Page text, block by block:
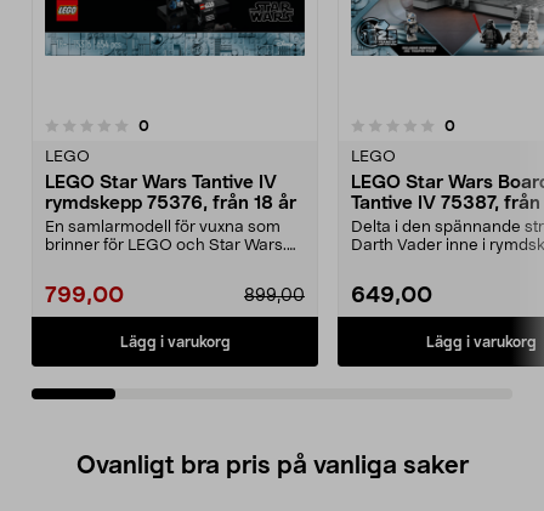
0recensioner
LEGO
LEGO Star Wars Tantive IV
rymdskepp 75376, från 18 år
En samlarmodell för vuxna som
brinner för LEGO och Star Wars.
899,00
799,00
Lägg i varukorg
0.0 av 5 stjärnor 0recensioner
LEGO
LEGO Star Wars
Tantive IV 75387,
Delta i den spännande
Darth Vader inne i
649,00
Lägg i varukorg
0.0 av 5 stjärnor
Ovanligt bra pris på vanliga saker